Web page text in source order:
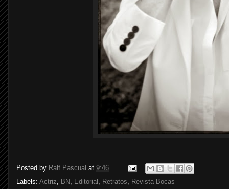
Posted by Ralf Pascual at 9:46
Labels: Actriz, BN, Editorial , Retratos, Revista Bocas